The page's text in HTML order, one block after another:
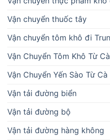
Vận chuyển thuốc tây
Vận chuyển tôm khô đi
Vận Chuyển Tôm Khô Từ
Vận Chuyển Yến Sào Từ
Vận tải đường biển
Vận tải đường bộ
Vận tải đường hàng không